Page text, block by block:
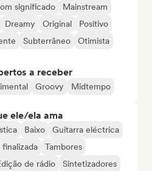
significado
Mainstream
Dreamy Original
Positivo
Subterrâneo
Otimista
a receber
Groovy Midtempo
ele/ela ama
Baixo
Guitarra eléctrica
finalizada
Tambores
de rádio
Sintetizadores